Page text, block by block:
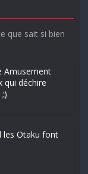
que sait si bien
Amusement
qui déchire
les Otaku font